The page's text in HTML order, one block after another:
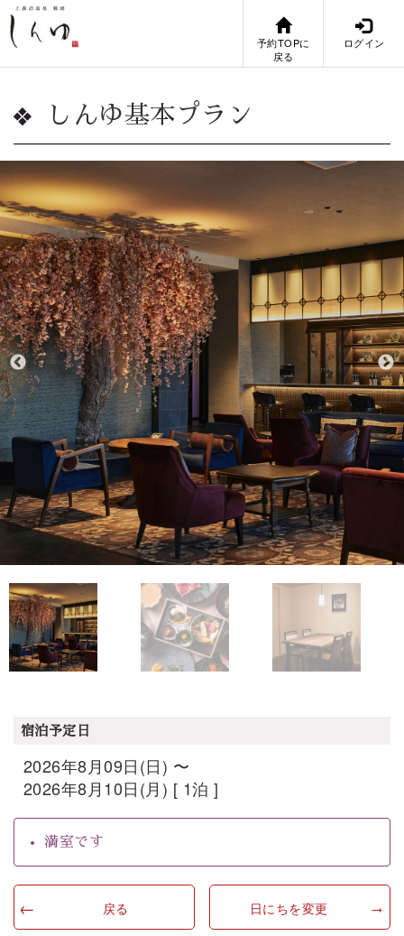
予約TOPに
戻る
ログイン
しんゆ基本プラン
宿泊予定日
2026年8月09日(日) 〜
2026年8月10日(月) [ 1泊 ]
満室です
戻る 日にちを変更